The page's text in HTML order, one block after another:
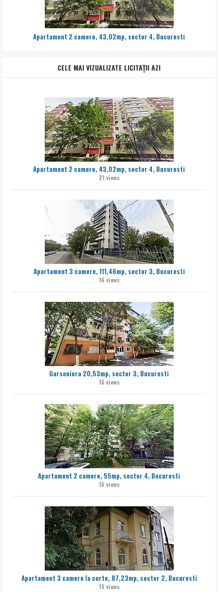
Apartament 2 camere, 43,02mp, sector 4, Bucuresti
CELE MAI VIZUALIZATE LICITAȚII AZI
Apartament 2 camere, 43,02mp, sector 4, Bucuresti
21 views
Apartament 3 camere, 111,46mp, sector 3, Bucuresti
16 views
Garsoniera 20,53mp, sector 3, Bucuresti
16 views
Apartament 2 camere, 55mp, sector 4, Bucuresti
16 views
Apartament 3 camere la curte, 87,23mp, sector 2, Bucuresti
15 views